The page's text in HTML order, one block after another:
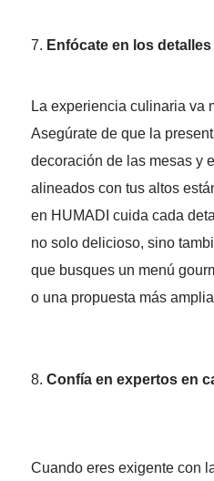
Enfócate en los
La experiencia culinaria va
Asegúrate de que la
decoración de las mesas y
alineados con tus altos
en HUMADI cuida cada
no solo delicioso, sino
que busques un menú
o una propuesta más
Confía en expertos en
Cuando eres exigente con